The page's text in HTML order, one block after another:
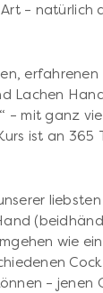
– natürlich
Lachen
mit ganz
ist an 365
wie
– jenen